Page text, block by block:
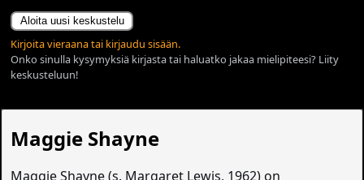
Aloita uusi keskustelu
Kirjoita vieraana tai kirjaudu sisään.
Onko sinulla kysymyksiä kirjasta tai haluatko jakaa mielipiteesi? Liity
keskusteluun!
Maggie Shayne
Maggie Shayne (s. Margaret Lewis, 1962) on